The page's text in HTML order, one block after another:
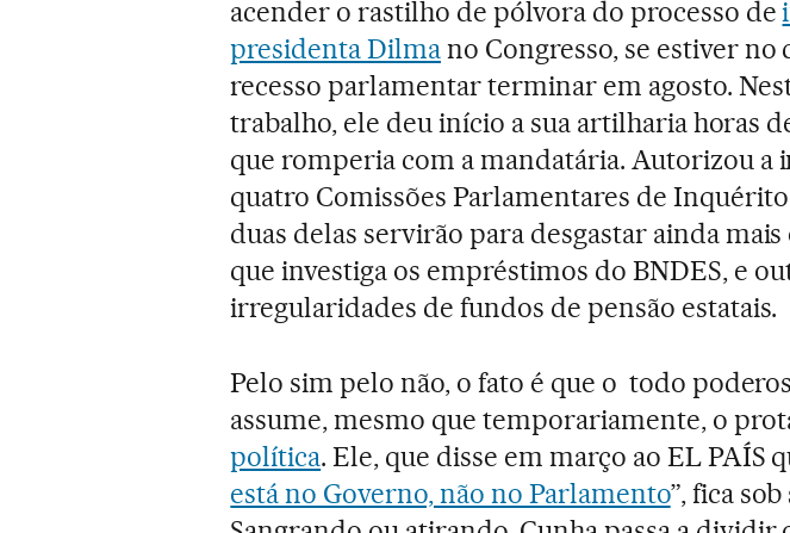
acender o rastilho de pólvora do processo de
presidenta Dilmano Congresso, se estiver no
recesso parlamentar terminar em agosto.
trabalho, ele deu início a sua artilharia horas
que romperia com a mandatária. Autorizou a
quatro Comissões Parlamentares de Inquérito
duas delas servirão para desgastar ainda
que investiga os empréstimos do BNDES, e
irregularidades de fundos de pensão estatais.
Pelo sim pelo não, o fato é que o todo
assume, mesmo que temporariamente, o
política. Ele, que disse em março ao EL PAÍS
está no Governo, não no Parlamento”, fica